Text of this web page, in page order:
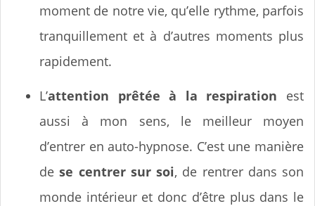
moment de notre vie, qu’elle rythme, parfois
tranquillement et à d’autres moments plus
rapidement.
L’attention prêtée à la respiration est
aussi à mon sens, le meilleur moyen
d’entrer en auto-hypnose. C’est une manière
dese centrer sur soi, de rentrer dans son
monde intérieur et donc d’être plus dans le